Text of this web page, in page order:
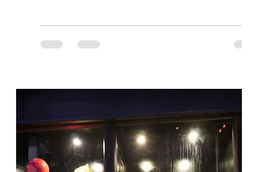
musical única e inolvidable con motivo del
Día del Niño. El espectáculo Hollywood
de todos los tiempos en un concierto en
sinfónica en pleno, coro y una
sorprendente puesta en escena pensada
especialmente pa